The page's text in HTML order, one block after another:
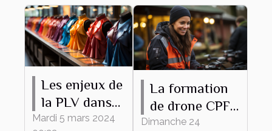
Les enjeux de
la PLV dans
le secteur de
Mardi 5 mars 2024
La formation
de drone CPF
comme outil
Dimanche 24